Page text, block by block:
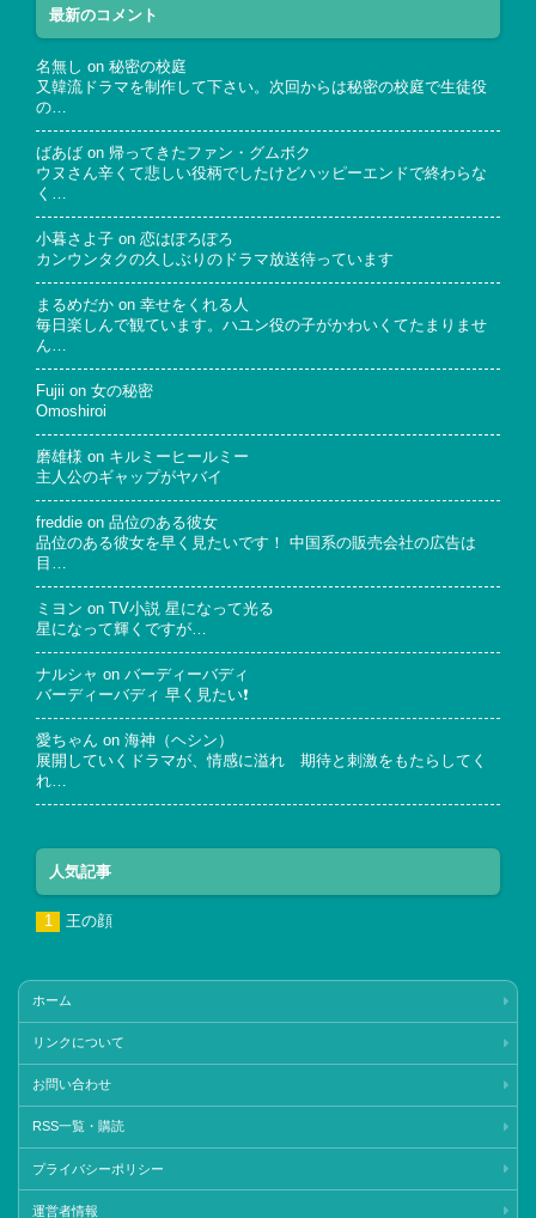
最新のコメント
名無し on 秘密の校庭
又韓流ドラマを制作して下さい。次回からは秘密の校庭で生徒役
の…
ばあば on 帰ってきたファン・グムボク
ウヌさん辛くて悲しい役柄でしたけどハッピーエンドで終わらな
く…
小暮さよ子 on 恋はぽろぽろ
カンウンタクの久しぶりのドラマ放送待っています
まるめだか on 幸せをくれる人
毎日楽しんで観ています。ハユン役の子がかわいくてたまりませ
ん…
Fujii on 女の秘密
Omoshiroi
磨雄様 on キルミーヒールミー
主人公のギャップがヤバイ
freddie on 品位のある彼女
品位のある彼女を早く見たいです！ 中国系の販売会社の広告は
目…
ミヨン on
TV小説 星になって光る
星になって輝くですが…
ナルシャ on バーディーバディ
バーディーバディ 早く見たい❗
愛ちゃん on 海神（ヘシン）
展開していくドラマが、情感に溢れ 期待と刺激をもたらしてく
れ…
人気記事
王の顔
ホーム
リンクについて
お問い合わせ
RSS一覧・購読
プライバシーポリシー
運営者情報